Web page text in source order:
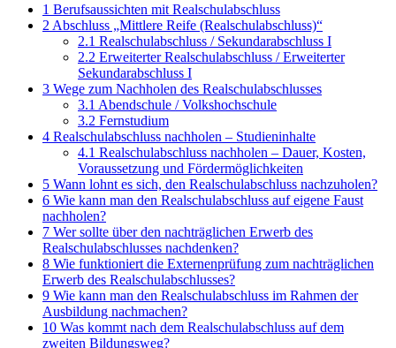
1 Berufsaussichten mit Realschulabschluss
2 Abschluss „Mittlere Reife (Realschulabschluss)“
2.1 Realschulabschluss / Sekundarabschluss I
2.2 Erweiterter Realschulabschluss / Erweiterter
Sekundarabschluss I
3 Wege zum Nachholen des Realschulabschlusses
3.1 Abendschule / Volkshochschule
3.2 Fernstudium
4 Realschulabschluss nachholen – Studieninhalte
4.1 Realschulabschluss nachholen – Dauer, Kosten,
Voraussetzung und Fördermöglichkeiten
5 Wann lohnt es sich, den Realschulabschluss nachzuholen?
6 Wie kann man den Realschulabschluss auf eigene Faust
nachholen?
7 Wer sollte über den nachträglichen Erwerb des
Realschulabschlusses nachdenken?
8 Wie funktioniert die Externenprüfung zum nachträglichen
Erwerb des Realschulabschlusses?
9 Wie kann man den Realschulabschluss im Rahmen der
Ausbildung nachmachen?
10 Was kommt nach dem Realschulabschluss auf dem
zweiten Bildungsweg?